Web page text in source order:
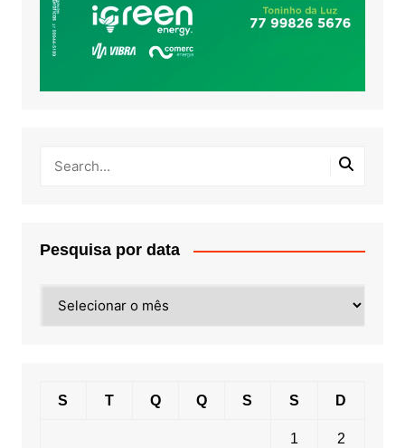
Pesquisa por data
por
S T Q Q S S D
1 2